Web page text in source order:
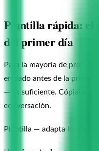
Plantilla rápida: el
del primer día
Para la mayoría de
enviado antes de la
— es suficiente. Cópialo,
conversación.
Plantilla — adapta los